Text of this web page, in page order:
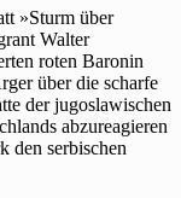
»Sturm über
Walter
roten Baronin
über die scharfe
der jugoslawischen
abzureagieren
den serbischen